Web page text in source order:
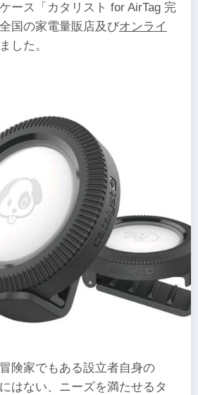
ース「カタリスト for AirTag 完
国の家電量販店及びオンライ
した。
険家でもある設立者自身の
はない、ニーズを満たせるタ